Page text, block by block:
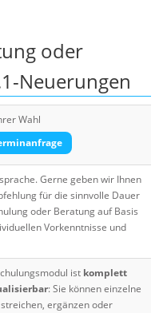
oder
Neuerungen
Wahl
Gerne geben wir Ihnen
für die sinnvolle Dauer
oder Beratung auf Basis
Vorkenntnisse und
ist komplett
: Sie können einzelne
ergänzen oder